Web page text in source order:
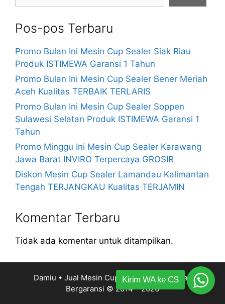
Pos-pos Terbaru
Promo Bulan Ini Mesin Cup Sealer Siak Riau
Produk ISTIMEWA Garansi 1 Tahun
Promo Bulan Ini Mesin Cup Sealer Bener Meriah
Aceh Kualitas TERBAIK TERLARIS
Promo Bulan Ini Mesin Cup Sealer Soppen
Sulawesi Selatan Produk ISTIMEWA Garansi 1
Tahun
Promo Minggu Ini Mesin Cup Sealer Karawang
Jawa Barat INVIRO Terpercaya GROSIR
Diskon Mesin Cup Sealer Lamandau Kalimantan
Tengah TERJANGKAU Kualitas TERJAMIN
Komentar Terbaru
Tidak ada komentar untuk ditampilkan.
Damiu • Jual Mesin Cup Sealer Harga Murah
Bergaransi © 2014 – 2026
Kirim WA ke CS